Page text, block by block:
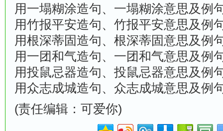
用一塌糊涂造句、一塌糊涂意思及例
用竹报平安造句、竹报平安意思及例
用根深蒂固造句、根深蒂固意思及例
用一团和气造句、一团和气意思及例
用投鼠忌器造句、投鼠忌器意思及例
用众志成城造句、众志成城意思及例
(责任编辑：可爱你)